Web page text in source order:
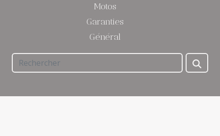
Motos
Garanties
Général